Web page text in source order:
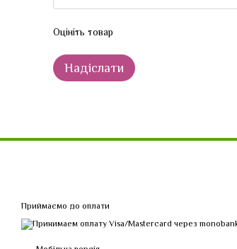
Оцініть товар
Надіслати
Приймаємо до оплати